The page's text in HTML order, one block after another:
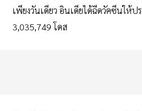
เพียงวันเดียว อินเดียได้ฉีดวัคซีนให้ป
3,035,749 โดส